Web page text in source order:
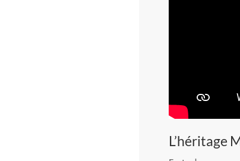
L’héritage